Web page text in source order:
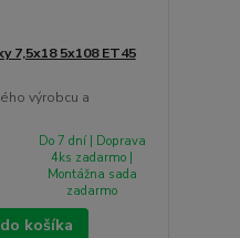
7,5x18 5x108 ET45
výrobcu a
Do 7 dní | Doprava
4ks zadarmo |
Montážna sada
zadarmo
košíka